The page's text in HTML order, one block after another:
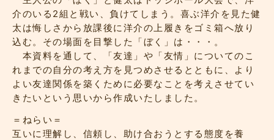
介のいる2組と戦い、負けてしまう。喜ぶ洋介を見た健
太は悔しさから放課後に洋介の上履きをゴミ箱へ放り
込む。その場面を目撃した「ぼく」は・・・。
本資料を通して、「友達」や「友情」についてのこ
れまでの自分の考え方を見つめさせるとともに、より
よい友達関係を築くために必要なことを考えさせてい
きたいという思いから作成いたしました。
＝ねらい＝
互いに理解し、信頼し、助け合おうとする態度を養